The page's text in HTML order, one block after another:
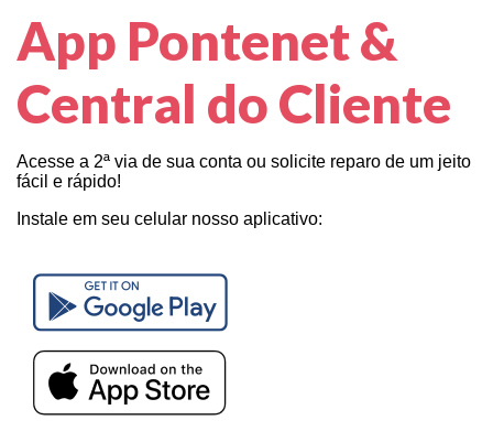
App Pontenet &
Central do Cliente
Acesse a 2ª via de sua conta ou solicite reparo de um jeito
fácil e rápido!
Instale em seu celular nosso aplicativo: